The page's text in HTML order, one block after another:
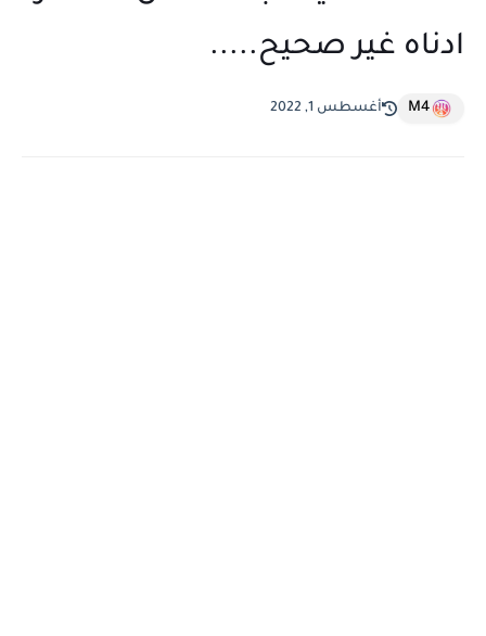
ادناه غير صحيح.....
M4 أغسطس 1, 2022